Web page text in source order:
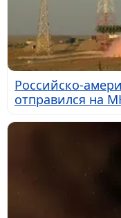
Российско-
отправился на